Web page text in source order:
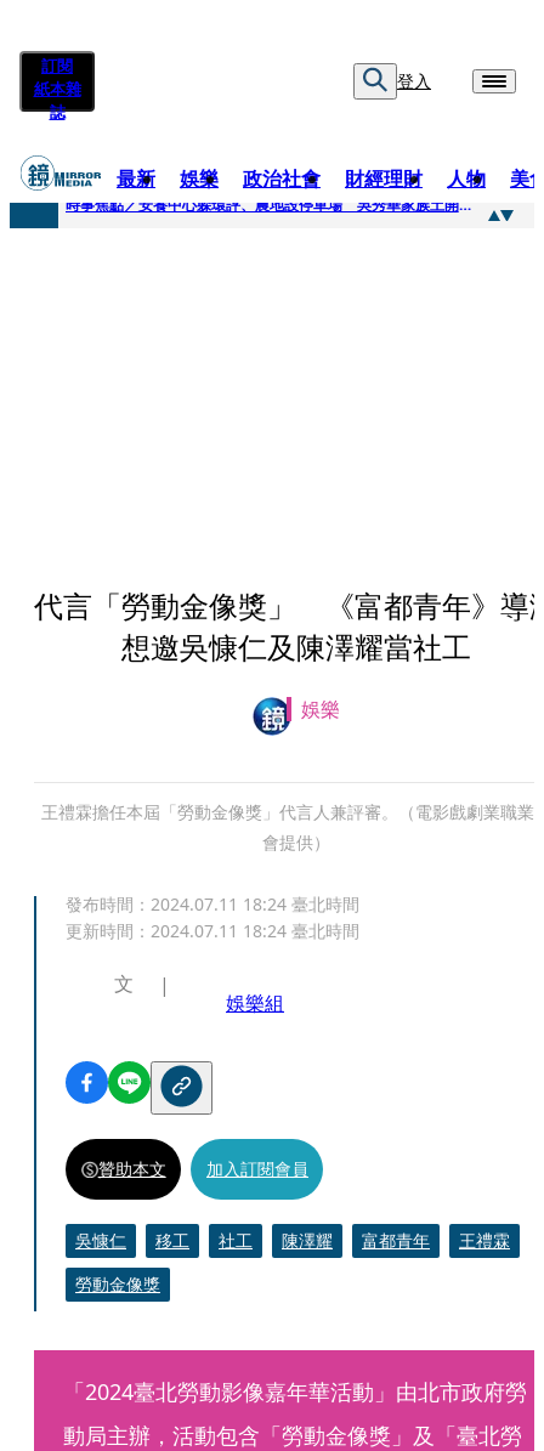
訂閱
紙本雜
誌
登入
最新 娛樂 政治社會 財經理財 人物 美
快訊
時事焦點／安養中心躲環評、農地設停車場 吳秀華家族土開爭議連環爆
代言「勞動金像獎」 《富都青年》導
想邀吳慷仁及陳澤耀當社工
娛樂
王禮霖擔任本屆「勞動金像獎」代言人兼評審。（電影戲劇業職業
會提供）
發布時間： 2024.07.11 18:24 臺北時間
更新時間： 2024.07.11 18:24 臺北時間
文
娛樂組
贊助本文 加入訂閱會員
吳慷仁 移工 社工 陳澤耀 富都青年
王禮霖
勞動金像獎
「2024臺北勞動影像嘉年華活動」由北市政府勞
動局主辦，活動包含「勞動金像獎」及「臺北勞